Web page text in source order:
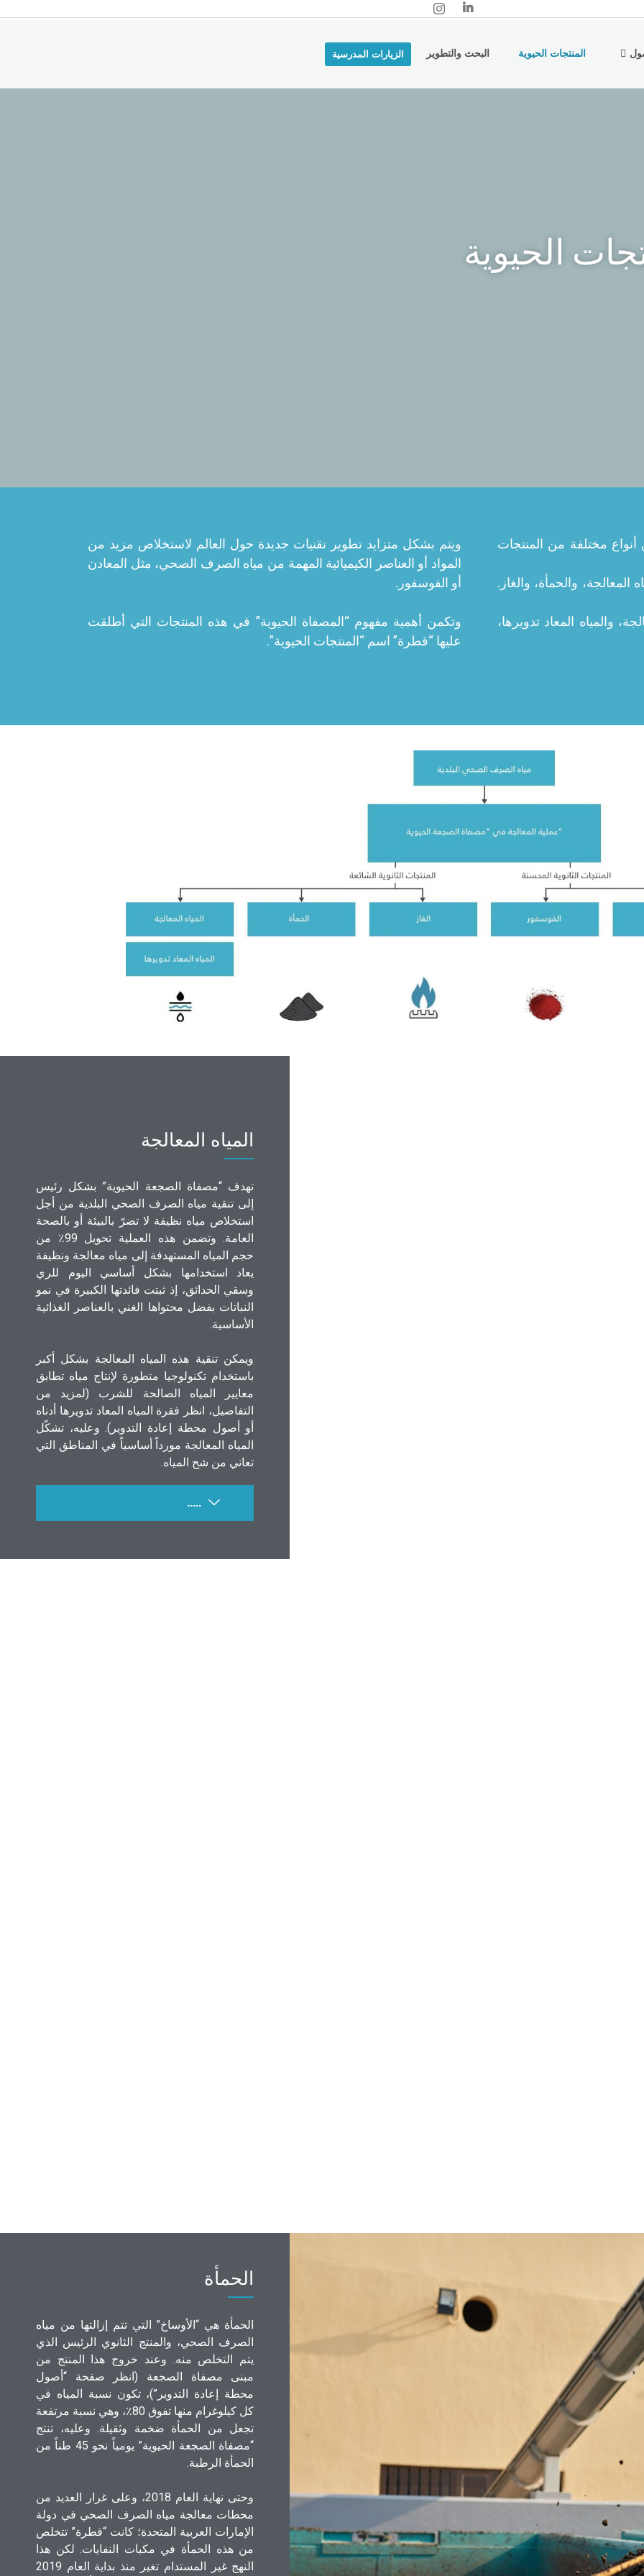
المنتجات الحيوية البحث والتطوير الزيارات المدرسية
الحيوية
مختلفة من المنتجات
والحمأة، والغاز.
والمياه المعاد تدويرها،
ويتم بشكل متزايد تطوير تقنيات جديدة حول العالم لاستخلاص مزيد من
المواد أو العناصر الكيميائية المهمة من مياه الصرف الصحي، مثل المعادن
أو الفوسفور.
وتكمن أهمية مفهوم “المصفاة الحيوية” في هذه المنتجات التي أطلقت
عليها “قطرة” اسم “المنتجات الحيوية”.
المياه المعالجة
تهدف “مصفاة الصجعة الحيوية” بشكل رئيس
إلى تنقية مياه الصرف الصحي البلدية من أجل
استخلاص مياه نظيفة لا تضرّ بالبيئة أو بالصحة
العامة. وتضمن هذه العملية تحويل 99٪ من
حجم المياه المستهدفة إلى مياه معالجة ونظيفة
يعاد استخدامها بشكل أساسي اليوم للري
وسقي الحدائق، إذ ثبتت فائدتها الكبيرة في نمو
النباتات بفضل محتواها الغني بالعناصر الغذائية
الأساسية.
ويمكن تنقية هذه المياه المعالجة بشكل أكبر
باستخدام تكنولوجيا متطورة لإنتاج مياه تطابق
معايير المياه الصالحة للشرب (لمزيد من
التفاصيل، انظر فقرة المياه المعاد تدويرها أدناه
أو أصول محطة إعادة التدوير). وعليه، تشكّل
المياه المعالجة مورداً أساسياً في المناطق التي
تعاني من شح المياه.
.....
الحمأة
الحمأة هي “الأوساخ” التي تتم إزالتها من مياه
الصرف الصحي، والمنتج الثانوي الرئيس الذي
يتم التخلص منه. وعند خروج هذا المنتج من
مبنى مصفاة الصجعة (انظر صفحة “أصول
محطة إعادة التدوير”)، تكون نسبة المياه في
كل كيلوغرام منها تفوق 80٪، وهي نسبة مرتفعة
تجعل من الحمأة ضخمة وثقيلة. وعليه، تنتج
“مصفاة الصجعة الحيوية” يومياً نحو 45 طناً من
الحمأة الرطبة.
وحتى نهاية العام 2018، وعلى غرار العديد من
محطات معالجة مياه الصرف الصحي في دولة
الإمارات العربية المتحدة؛ كانت “قطرة” تتخلص
من هذه الحمأة في مكبات النفايات. لكن هذا
النهج غير المستدام تغير منذ بداية العام 2019